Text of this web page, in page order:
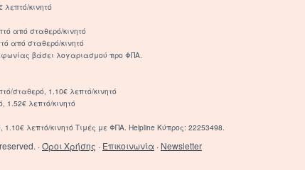
λεπτό/κινητό
από σταθερό/κινητό
από σταθερό/κινητό
βάσει λογαριασμού προ ΦΠΑ.
σταθερό, 1.10€ λεπτό/κινητό
1.52€ λεπτό/κινητό
λεπτό/κινητό Τιμές με ΦΠΑ. Helpline Κύπρος: 22253498.
·Όροι Χρήσης · Επικοινωνία · Newsletter